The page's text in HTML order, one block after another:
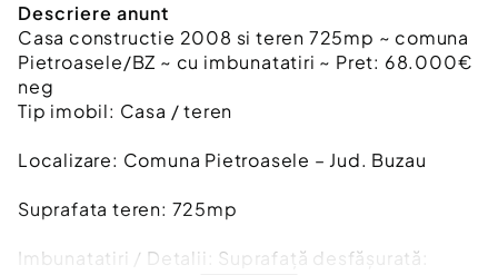
Descriere anunt
Casa constructie 2008 si teren 725mp ~ comuna
Pietroasele/BZ ~ cu imbunatatiri ~ Pret: 68.000€
neg
Tip imobil: Casa / teren
Localizare: Comuna Pietroasele – Jud. Buzau
Suprafata teren: 725mp
Imbunatatiri / Detalii: Suprafață desfășurată: